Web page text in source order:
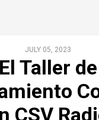
JULY 05, 2023
El Taller de
CSV